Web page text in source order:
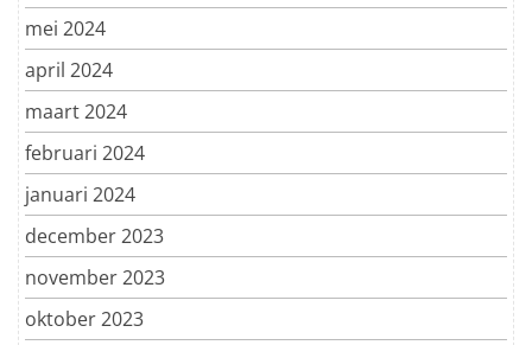
mei 2024
april 2024
maart 2024
februari 2024
januari 2024
december 2023
november 2023
oktober 2023